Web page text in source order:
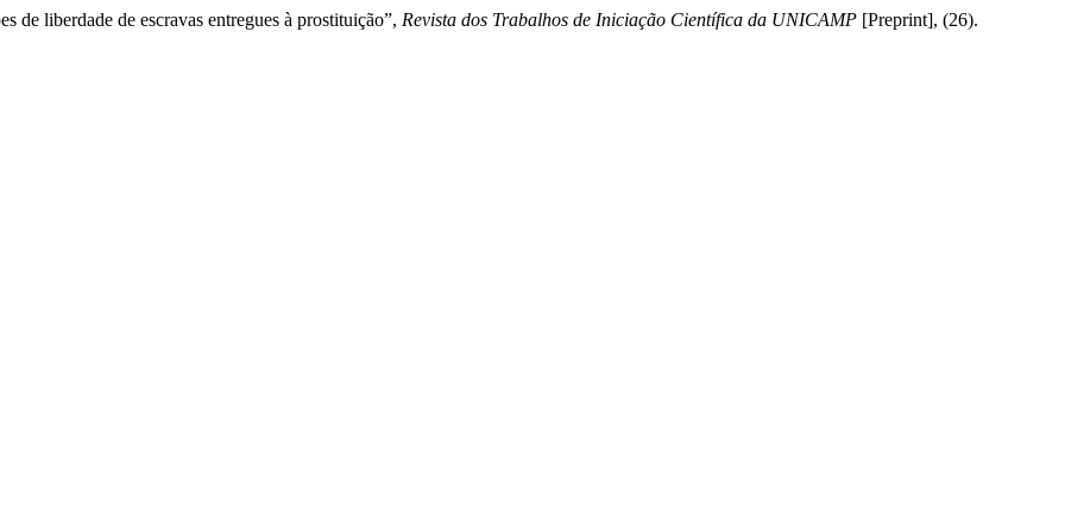
de liberdade de escravas entregues à prostituição”, Revista dos Trabalhos de Iniciação Científica da UNICAMP [Preprint], (26).